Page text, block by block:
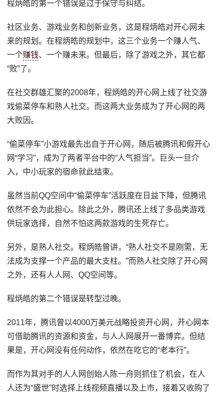
程炳皓的第一个错误是过于保守与纠结。
社区业务、游戏业务和创新业务，这是程炳皓对开心网未
来的规划。在程炳皓的规划中，这三个业务一个赚人气、
一个赚钱、一个赚未来。但最后，除了游戏之外，其它都
“败”了。
在社交群雄汇聚的2008年，程炳皓的开心网上线了社交游
戏偷菜停车和熟人社交。而这两大业务成为了开心网的两
大败因。
“偷菜停车”小游戏最先出自于开心网，随后被腾讯和假开心
网“学习”，成为了两者平台中的“人气担当”。巨头一旦介
入，中小玩家的宿命就此结束。
虽然当前QQ空间中“偷菜停车”活跃度在日益下降，但腾讯
依然不会为此担心。除此之外，腾讯还上线了多品类游戏
供玩家选择，自然不怕这两款游戏的生死存亡。
另外，是熟人社交。程炳皓曾讲，“熟人社交不是刚需，无
法成为支撑一个产品的最大支柱。”而熟人社交除了开心网
之外，还有人人网、QQ空间等。
程炳皓的第二个错误是转型过晚。
2011年，腾讯曾以4000万美元战略投资开心网，开心网本
可借助腾讯的资源和资金，与人人网展开一番博弈。但结
果是，开心网没有任何动作，依然在吃它的“老本行”。
而作为其对手的人人网创始人陈一舟则抓住了机会，在人
人还为“盛世”时选择上线视频直播以及上市，接着又收购了